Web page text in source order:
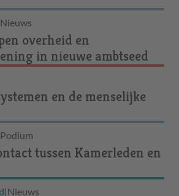
Nieuws
overheid en
in nieuwe ambtseed
en de menselijke
Podium
tussen Kamerleden en
|Nieuws